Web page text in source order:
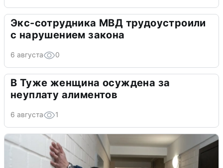
Экс-сотрудника МВД трудоустроили
с нарушением закона
6 августа 0
В Туже женщина осуждена за
неуплату алиментов
6 августа 1